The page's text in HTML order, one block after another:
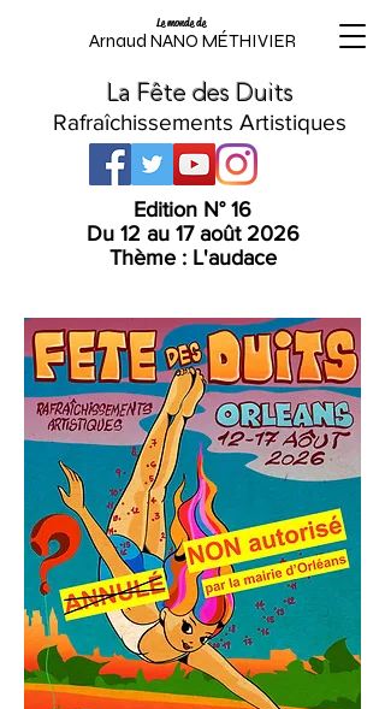
Arnaud NANO MÉTHIVIER
Le monde de
La Fête des Duits
Rafraîchissements Artistiques
Edition N° 16
Du 12 au 17 août 2026
Thème : L'audace